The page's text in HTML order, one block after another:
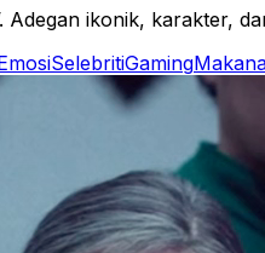
Adegan ikonik, karakter,
SelebritiGaming